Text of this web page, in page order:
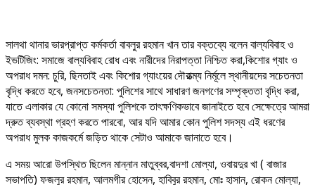
সালথা থানার ভারপ্রাপ্ত কর্মকর্তা বাবলুর রহমান খান তার বক্তব্যে বলেন বাল্যবিবাহ ও
ইভটিজিং: সমাজে বাল্যবিবাহ রোধ এবং নারীদের নিরাপত্তা নিশ্চিত করা,কিশোর গ্যাং ও
অপরাধ দমন: চুরি, ছিনতাই এবং কিশোর গ্যাংয়ের দৌরাত্ম্য নির্মূলে স্থানীয়দের সচেতনতা
বৃদ্ধি করতে হবে, জনসচেতনতা: পুলিশের সাথে সাধারণ জনগণের সম্পৃক্ততা বৃদ্ধি করা,
যাতে এলাকার যে কোনো সমস্যা পুলিশকে তাৎক্ষণিকভাবে জানাইতে হবে সেক্ষেত্রে আমরা
দ্রুত ব্যবস্থা গ্রহণ করতে পারবো, আর যদি আমার কোন পুলিশ সদস্য এই ধরণের
অপরাধ মুলক কাজকর্মে জড়িত থাকে সেটাও আমাকে জানাতে হবে।
এ সময় আরো উপস্থিত ছিলেন মান্নান মাতুব্বর,বাদশা মোল্যা, ওবায়দুর খা ( বাজার
সভাপতি) ফজলুর রহমান, আলমগীর হোসেন, হাবিবুর রহমান, মোঃ হাসান, রোকন মোল্যা,